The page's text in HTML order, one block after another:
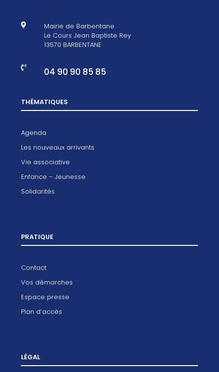

Mairie de Barbentane
Le Cours Jean Baptiste Rey
13570 BARBENTANE
 04 90 90 85 85
THÉMATIQUES
Agenda
Les nouveaux arrivants
Vie associative
Enfance – Jeunesse
Solidarités
PRATIQUE
Contact
Vos démarches
Espace presse
Plan d’accès
LÉGAL